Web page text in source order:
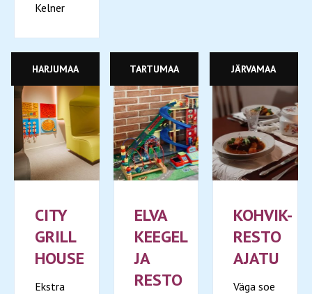
Kelner
HARJUMAA
CITY
GRILL
HOUSE
Ekstra
TARTUMAA
ELVA
KEEGEL
JA
RESTO
JÄRVAMAA
KOHVIK-
RESTO
AJATU
Väga soe